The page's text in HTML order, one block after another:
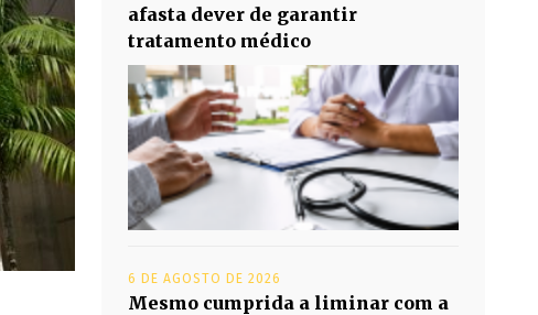
afasta dever de garantir
tratamento médico
6 DE AGOSTO DE 2026
Mesmo cumprida a liminar com a